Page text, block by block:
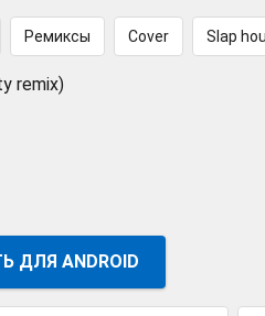
Ремиксы Cover Slap
remix)
ДЛЯ ANDROID